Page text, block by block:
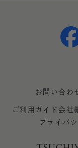
お問い合わ
ご利用ガイド会社
プライバ